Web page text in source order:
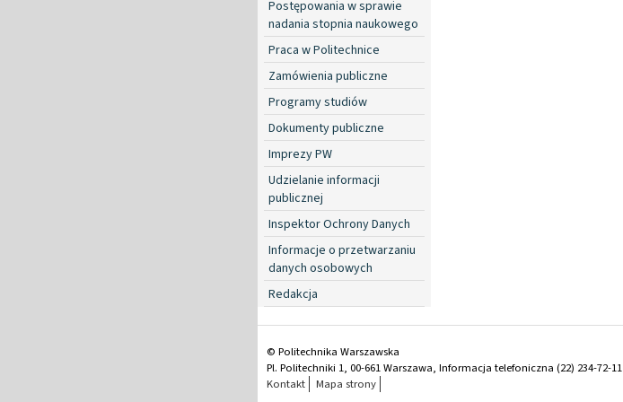
Postępowania w sprawie
nadania stopnia naukowego
Praca w Politechnice
Zamówienia publiczne
Programy studiów
Dokumenty publiczne
Imprezy PW
Udzielanie informacji
publicznej
Inspektor Ochrony Danych
Informacje o przetwarzaniu
danych osobowych
Redakcja
© Politechnika Warszawska
Pl. Politechniki 1, 00-661 Warszawa, Informacja telefoniczna (22) 234-72-11
Kontakt
Mapa strony